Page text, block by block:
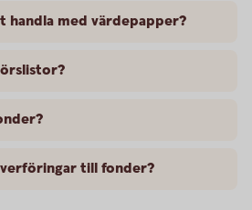
handla med värdepapper?
till fonder?